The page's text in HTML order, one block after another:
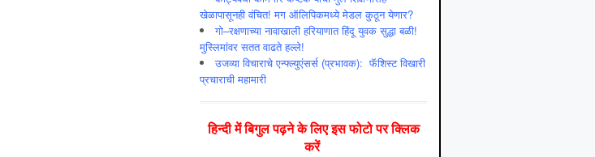
खेळापासूनही वंचित! मग ऑलिपिकमध्ये मेडल कुठून येणार?
गो–रक्षणाच्या नावाखाली हरियाणात हिंदू युवक सुद्धा बळी!
मुस्लिमांवर सतत वाढते हल्ले!
उजव्या विचाराचे एन्फ्ल्युएंसर्स (प्रभावक): फॅशिस्ट विखारी
प्रचाराची महामारी
हिन्‍दी में बिगुल पढ़ने के लिए इस फोटो पर क्लिक
करें